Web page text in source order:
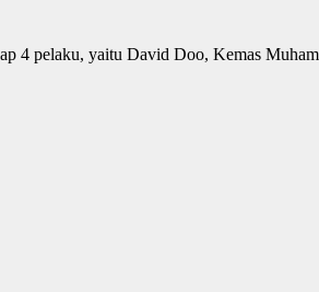
4 pelaku, yaitu David Doo, Kemas